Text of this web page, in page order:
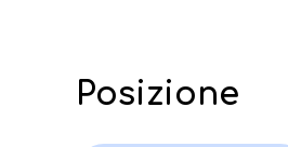
Posizione